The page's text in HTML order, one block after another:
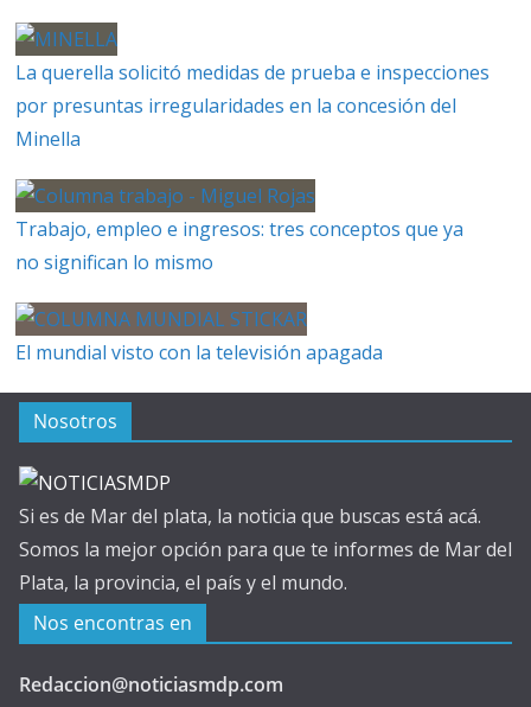
La querella solicitó medidas de prueba e inspecciones
por presuntas irregularidades en la concesión del
Minella
Trabajo, empleo e ingresos: tres conceptos que ya
no significan lo mismo
El mundial visto con la televisión apagada
Nosotros
Si es de Mar del plata, la noticia que buscas está acá.
Somos la mejor opción para que te informes de Mar del
Plata, la provincia, el país y el mundo.
Nos encontras en
Redaccion@noticiasmdp.com